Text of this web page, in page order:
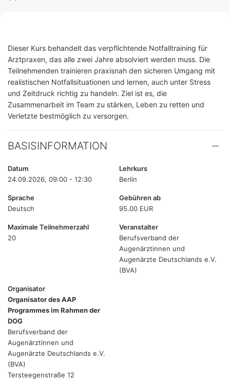
Dieser Kurs behandelt das verpflichtende Notfalltraining für
Arztpraxen, das alle zwei Jahre absolviert werden muss. Die
Teilnehmenden trainieren praxisnah den sicheren Umgang mit
realistischen Notfallsituationen und lernen, auch unter Stress
und Zeitdruck richtig zu handeln. Ziel ist es, die
Zusammenarbeit im Team zu stärken, Leben zu retten und
Verletzte bestmöglich zu versorgen.
BASISINFORMATION
Datum
24.09.2026, 09:00 - 12:30
Lehrkurs
Berlin
Sprache
Deutsch
Gebühren ab
95.00 EUR
Maximale Teilnehmerzahl
20
Veranstalter
Berufsverband der
Augenärztinnen und
Augenärzte Deutschlands e.V.
(BVA)
Organisator
Organisator des AAP
Programmes im Rahmen der
DOG
Berufsverband der
Augenärztinnen und
Augenärzte Deutschlands e.V.
(BVA)
Tersteegenstraße 12